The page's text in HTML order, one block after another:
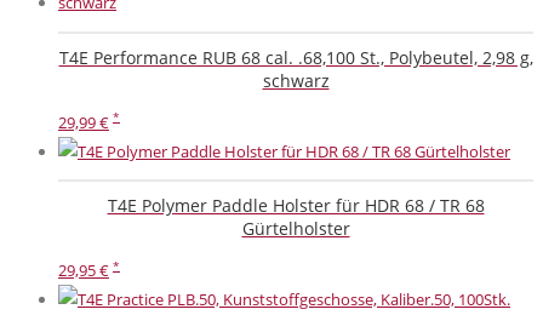
T4E Performance RUB 68 cal. .68,100 St., Polybeutel, 2,98 g,
schwarz
29,99€
T4E Polymer Paddle Holster für HDR 68 / TR 68
Gürtelholster
29,95€